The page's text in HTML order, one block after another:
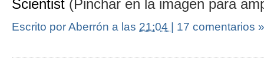
Scientist (Pinchar en la imagen para
Escrito por Aberrón a las 21:04 | 17 comentarios »